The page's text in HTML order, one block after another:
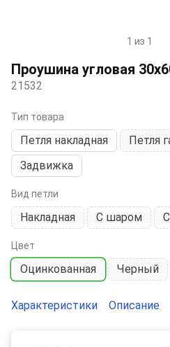
1
of
1
1 из 1
Проушина угловая
21532
Тип товара
Петля накладная Петля
Задвижка
Вид петли
Накладная С шаром
Цвет
Оцинкованная Черный
Характеристики Описание